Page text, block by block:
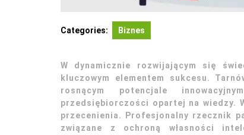
Categories: Biznes
W dynamicznie rozwijającym się
kluczowym elementem sukcesu.
rosnącym potencjale
przedsiębiorczości opartej na wiedzy.
przecenienia. Profesjonalny rzecznik
związane z ochroną własności